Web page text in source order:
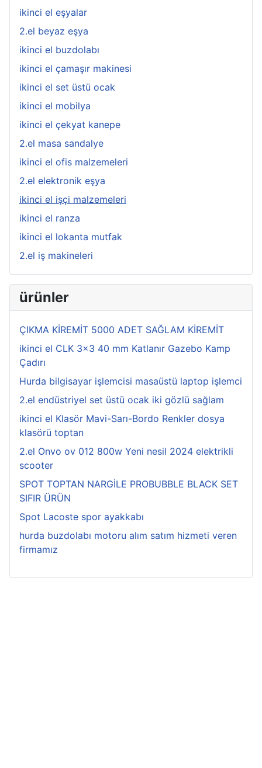
ikinci el eşyalar
2.el beyaz eşya
ikinci el buzdolabı
ikinci el çamaşır makinesi
ikinci el set üstü ocak
ikinci el mobilya
ikinci el çekyat kanepe
2.el masa sandalye
ikinci el ofis malzemeleri
2.el elektronik eşya
ikinci el işçi malzemeleri
ikinci el ranza
ikinci el lokanta mutfak
2.el iş makineleri
ürünler
ÇIKMA KİREMİT 5000 ADET SAĞLAM KİREMİT
ikinci el CLK 3x3 40 mm Katlanır Gazebo Kamp
Çadırı
Hurda bilgisayar işlemcisi masaüstü laptop işlemci
2.el endüstriyel set üstü ocak iki gözlü sağlam
ikinci el Klasör Mavi-Sarı-Bordo Renkler dosya
klasörü toptan
2.el Onvo ov 012 800w Yeni nesil 2024 elektrikli
scooter
SPOT TOPTAN NARGİLE PROBUBBLE BLACK SET
SIFIR ÜRÜN
Spot Lacoste spor ayakkabı
hurda buzdolabı motoru alım satım hizmeti veren
firmamız